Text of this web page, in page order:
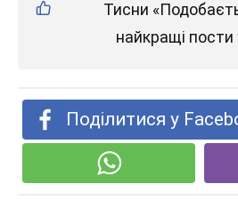
Тисни
найкращі пости
Поділитися у